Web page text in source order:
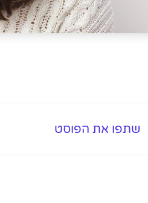
שתפו את הפוסט